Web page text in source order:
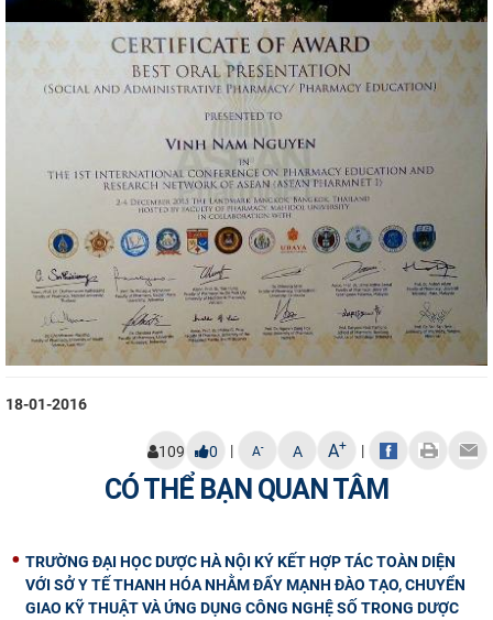
18-01-2016
109 0 | A- A A+ |
CÓ THỂ BẠN QUAN TÂM
TRƯỜNG ĐẠI HỌC DƯỢC HÀ NỘI KÝ KẾT HỢP TÁC TOÀN DIỆN
VỚI SỞ Y TẾ THANH HÓA NHẰM ĐẨY MẠNH ĐÀO TẠO, CHUYỂN
GIAO KỸ THUẬT VÀ ỨNG DỤNG CÔNG NGHỆ SỐ TRONG DƯỢC